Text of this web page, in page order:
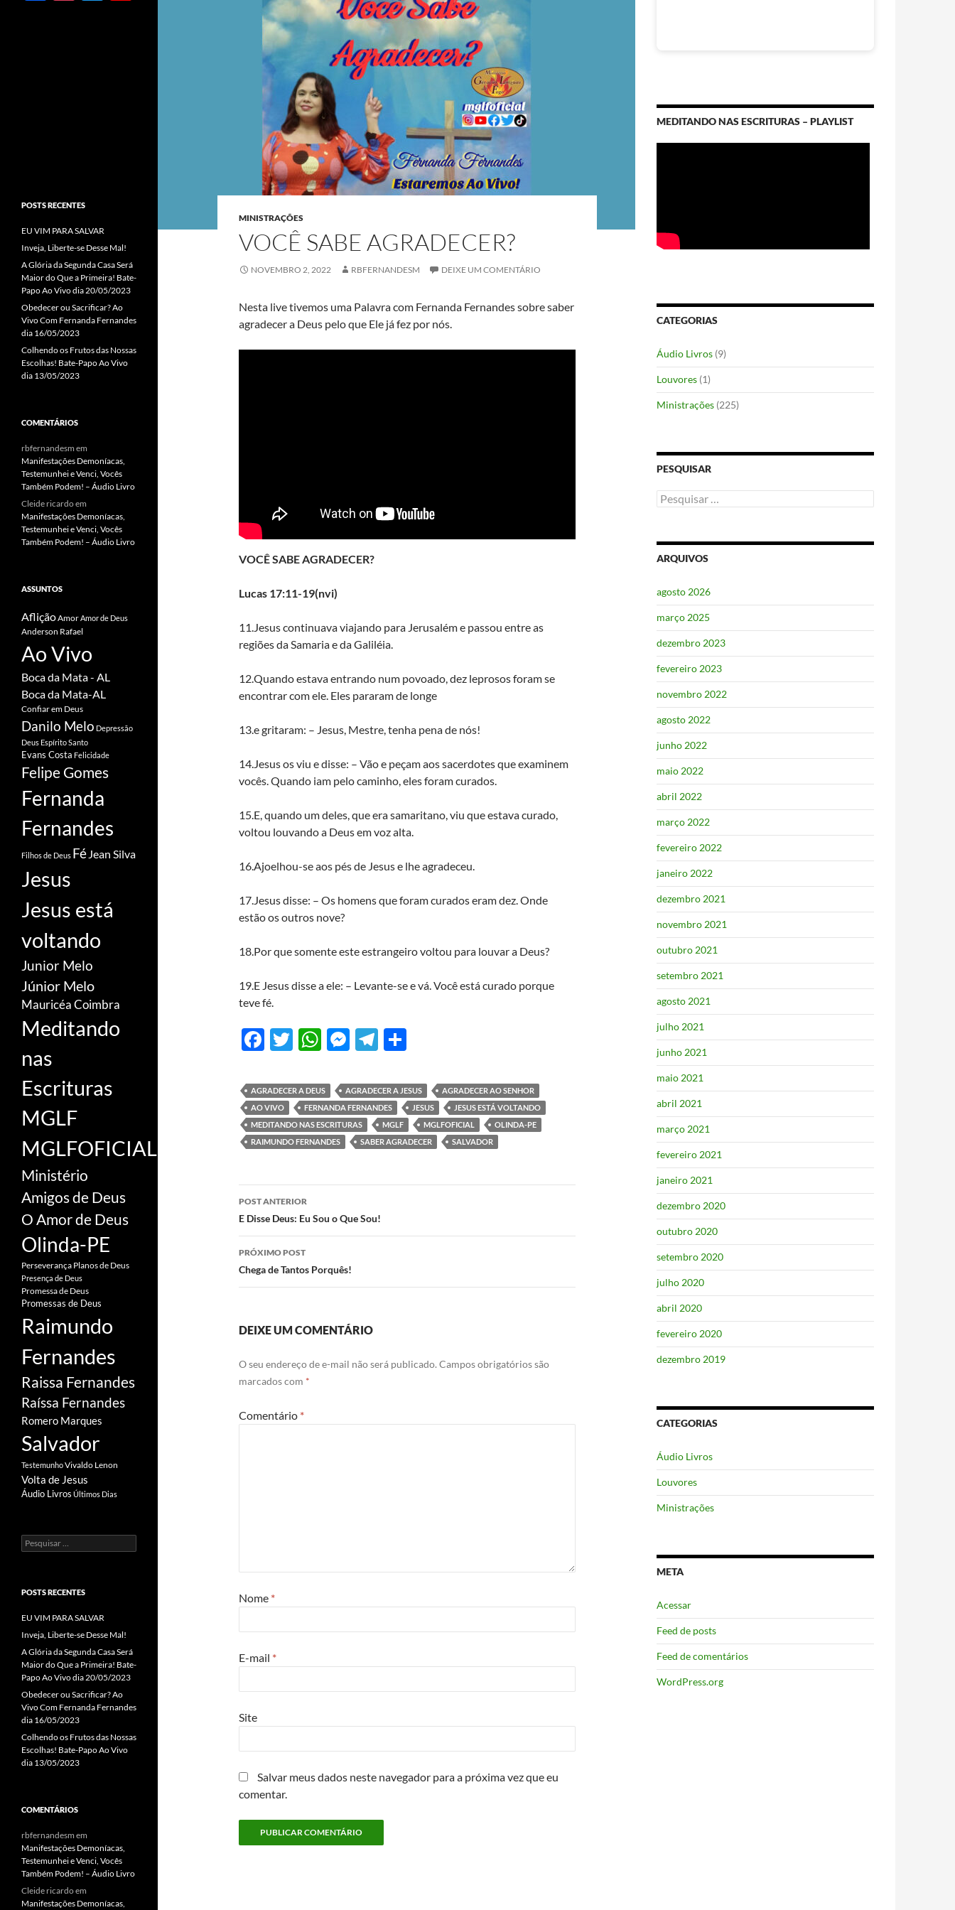
MINISTRAÇÕES
VOCÊ SABE AGRADECER?
NOVEMBRO 2, 2022 RBFERNANDESM DEIXE UM COMENTÁRIO
Nesta live tivemos uma Palavra com Fernanda Fernandes sobre saber
agradecer a Deus pelo que Ele já fez por nós.
VOCÊ SABE AGRADECER?
Lucas 17:11-19(nvi)
11.Jesus continuava viajando para Jerusalém e passou entre as
regiões da Samaria e da Galiléia.
12.Quando estava entrando num povoado, dez leprosos foram se
encontrar com ele. Eles pararam de longe
13.e gritaram: – Jesus, Mestre, tenha pena de nós!
14.Jesus os viu e disse: – Vão e peçam aos sacerdotes que examinem
vocês. Quando iam pelo caminho, eles foram curados.
15.E, quando um deles, que era samaritano, viu que estava curado,
voltou louvando a Deus em voz alta.
16.Ajoelhou-se aos pés de Jesus e lhe agradeceu.
17.Jesus disse: – Os homens que foram curados eram dez. Onde
estão os outros nove?
18.Por que somente este estrangeiro voltou para louvar a Deus?
19.E Jesus disse a ele: – Levante-se e vá. Você está curado porque
teve fé.
F
e
b
o
o
T
itt
er
W
at
s
A
p
M
se
n
g
er
T
e
gr
a
m
ar
e
AGRADECER A DEUS AGRADECER A JESUS
AGRADECER AO SENHOR
AO VIVO
FERNANDA FERNANDES JESUS
JESUS ESTÁ VOLTANDO
MEDITANDO NAS ESCRITURAS
MGLF MGLFOFICIAL
OLINDA-PE
RAIMUNDO FERNANDES
SABER AGRADECER SALVADOR
Navegação
de
posts
POST ANTERIOR
E Disse Deus: Eu Sou o Que Sou!
PRÓXIMO POST
Chega de Tantos Porquês!
DEIXE UM COMENTÁRIO
O seu endereço de e-mail não será publicado. Campos obrigatórios são
marcados com *
Comentário *
Nome *
E-mail *
Site
Salvar meus dados neste navegador para a próxima vez que eu
comentar.
MEDITANDO NAS ESCRITURAS – PLAYLIST
CATEGORIAS
Áudio Livros (9)
Louvores (1)
Ministrações (225)
PESQUISAR
Pesquisar
por:
ARQUIVOS
agosto 2026
março 2025
dezembro 2023
fevereiro 2023
novembro 2022
agosto 2022
junho 2022
maio 2022
abril 2022
março 2022
fevereiro 2022
janeiro 2022
dezembro 2021
novembro 2021
outubro 2021
setembro 2021
agosto 2021
julho 2021
junho 2021
maio 2021
abril 2021
março 2021
fevereiro 2021
janeiro 2021
dezembro 2020
outubro 2020
setembro 2020
julho 2020
abril 2020
fevereiro 2020
dezembro 2019
CATEGORIAS
Áudio Livros
Louvores
Ministrações
META
Acessar
Feed de posts
Feed de comentários
WordPress.org
el
POSTS RECENTES
EU VIM PARA SALVAR
Inveja, Liberte-se Desse Mal!
A Glória da Segunda Casa Será
Maior do Que a Primeira! Bate-
Papo Ao Vivo dia 20/05/2023
Obedecer ou Sacrificar? Ao
Vivo Com Fernanda Fernandes
dia 16/05/2023
Colhendo os Frutos das Nossas
Escolhas! Bate-Papo Ao Vivo
dia 13/05/2023
COMENTÁRIOS
rbfernandesm em
Manifestações Demoníacas,
Testemunhei e Venci, Vocês
Também Podem! – Áudio Livro
Cleide ricardoem
Manifestações Demoníacas,
Testemunhei e Venci, Vocês
Também Podem! – Áudio Livro
ASSUNTOS
AfliçãoAmorAmor de Deus
Anderson Rafael
Ao Vivo
Boca da Mata - AL
Boca da Mata-AL
Confiar em Deus
Danilo Melo Depressão
Deus Espírito Santo
Evans Costa Felicidade
Felipe Gomes
Fernanda
Fernandes
Filhos de Deus Fé Jean Silva
Jesus
Jesus está
voltando
Junior Melo
Júnior Melo
Mauricéa Coimbra
Meditando
nas
Escrituras
MGLF
MGLFOFICIAL
Ministério
Amigos de Deus
O Amor de Deus
Olinda-PE
Perseverança Planos de Deus
Presença de Deus
Promessa de Deus
Promessas de Deus
Raimundo
Fernandes
Raissa Fernandes
Raíssa Fernandes
Romero Marques
Salvador
TestemunhoVivaldo Lenon
Volta de Jesus
Áudio Livros Últimos Dias
Pesquisar
por:
POSTS RECENTES
EU VIM PARA SALVAR
Inveja, Liberte-se Desse Mal!
A Glória da Segunda Casa Será
Maior do Que a Primeira! Bate-
Papo Ao Vivo dia 20/05/2023
Obedecer ou Sacrificar? Ao
Vivo Com Fernanda Fernandes
dia 16/05/2023
Colhendo os Frutos das Nossas
Escolhas! Bate-Papo Ao Vivo
dia 13/05/2023
COMENTÁRIOS
rbfernandesm em
Manifestações Demoníacas,
Testemunhei e Venci, Vocês
Também Podem! – Áudio Livro
Cleide ricardoem
Manifestações Demoníacas,